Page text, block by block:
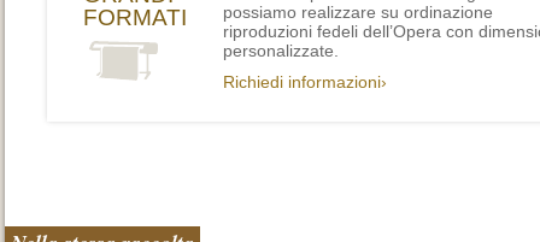
FORMATI
possiamo realizzare su ordinazione
riproduzioni fedeli dell’Opera con
personalizzate.
Richiedi informazioni›